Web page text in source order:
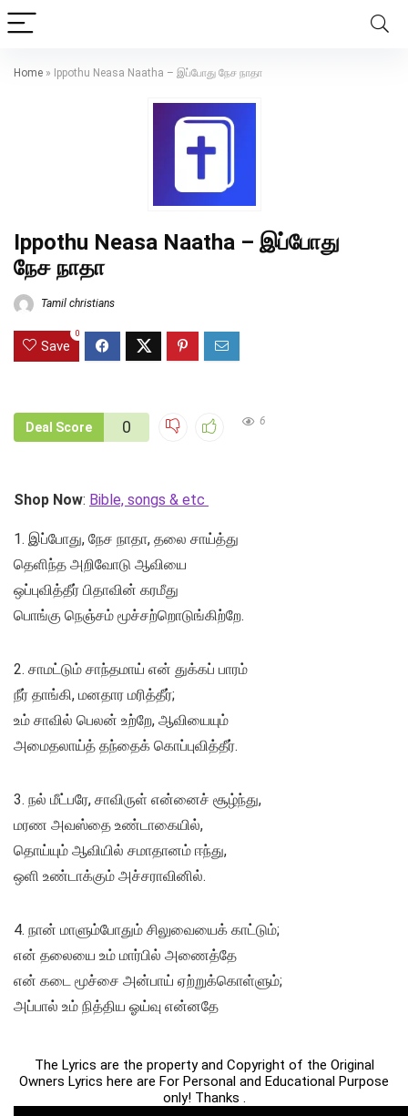
Home » Ippothu Neasa Naatha – இப்போது நேச நாதா
Ippothu Neasa Naatha – இப்போது
நேச நாதா
Tamil christians
Save
0
Deal Score 0 6
Shop Now: Bible, songs & etc
1. இப்போது, நேச நாதா, தலை சாய்த்து
தெளிந்த அறிவோடு ஆவியை
ஒப்புவித்தீர் பிதாவின் கரமீது
பொங்கு நெஞ்சம் மூச்சற்றொடுங்கிற்றே.
2. சாமட்டும் சாந்தமாய் என் துக்கப் பாரம்
நீர் தாங்கி, மனதார மரித்தீர்;
உம் சாவில் பெலன் உற்றே, ஆவியையும்
அமைதலாய்த் தந்தைக் கொப்புவித்தீர்.
3. நல் மீட்பரே, சாவிருள் என்னைச் சூழ்ந்து,
மரண அவஸ்தை உண்டாகையில்,
தொய்யும் ஆவியில் சமாதானம் ஈந்து,
ஒளி உண்டாக்கும் அச்சராவினில்.
4. நான் மாளும்போதும் சிலுவையைக் காட்டும்;
என் தலையை உம் மார்பில் அணைத்தே
என் கடை மூச்சை அன்பாய் ஏற்றுக்கொள்ளும்;
அப்பால் உம் நித்திய ஓய்வு என்னதே
The Lyrics are the property and Copyright of the Original
Owners Lyrics here are For Personal and Educational Purpose
only! Thanks .